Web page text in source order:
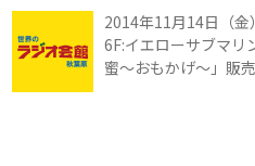
2014年11月14日（金）
6F:イエローサブマ
蜜〜おもかげ〜」販売